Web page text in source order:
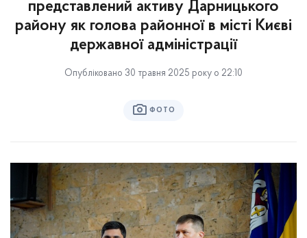
представлений активу Дарницького
району як голова районної в місті Києві
державної адміністрації
Опубліковано 30 травня 2025 року о 22:10
ФОТО